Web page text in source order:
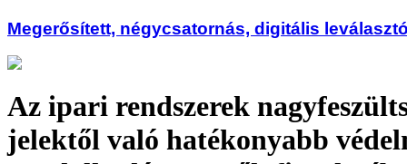
Megerősített, négycsatornás, digitális
Az ipari rendszerek
jelektől való hatékonyabb